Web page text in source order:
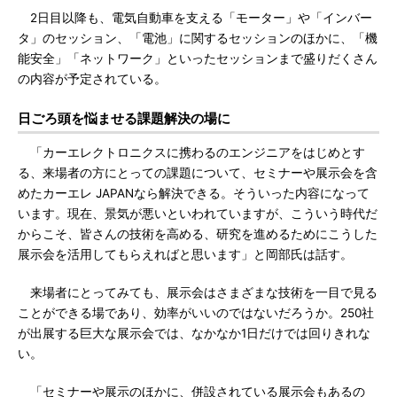
2日目以降も、電気自動車を支える「モーター」や「インバー
タ」のセッション、「電池」に関するセッションのほかに、「機
能安全」「ネットワーク」といったセッションまで盛りだくさん
の内容が予定されている。
日ごろ頭を悩ませる課題解決の場に
「カーエレクトロニクスに携わるのエンジニアをはじめとす
る、来場者の方にとっての課題について、セミナーや展示会を含
めたカーエレ JAPANなら解決できる。そういった内容になって
います。現在、景気が悪いといわれていますが、こういう時代だ
からこそ、皆さんの技術を高める、研究を進めるためにこうした
展示会を活用してもらえればと思います」と岡部氏は話す。
来場者にとってみても、展示会はさまざまな技術を一目で見る
ことができる場であり、効率がいいのではないだろうか。250社
が出展する巨大な展示会では、なかなか1日だけでは回りきれな
い。
「セミナーや展示のほかに、併設されている展示会もあるの